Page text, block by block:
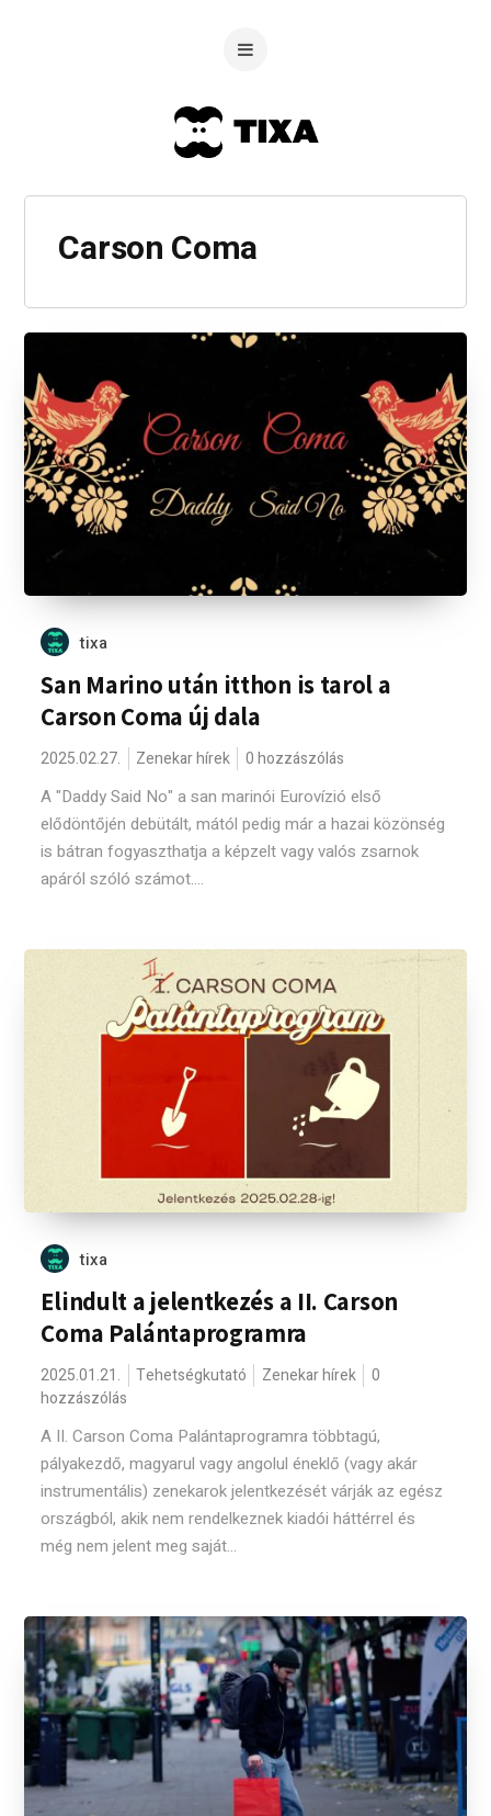
Carson Coma
tixa
San Marino után itthon is tarol a
Carson Coma új dala
2025.02.27. Zenekar hírek 0 hozzászólás
A "Daddy Said No" a san marinói Eurovízió első
elődöntőjén debütált, mától pedig már a hazai közönség
is bátran fogyaszthatja a képzelt vagy valós zsarnok
apáról szóló számot....
tixa
Elindult a jelentkezés a II. Carson
Coma Palántaprogramra
2025.01.21. Tehetségkutató Zenekar hírek
0
hozzászólás
A II. Carson Coma Palántaprogramra többtagú,
pályakezdő, magyarul vagy angolul éneklő (vagy akár
instrumentális) zenekarok jelentkezését várják az egész
országból, akik nem rendelkeznek kiadói háttérrel és
még nem jelent meg saját...